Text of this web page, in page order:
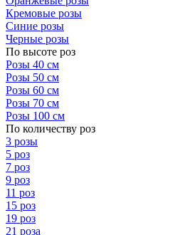
Кремовые розы
Синие розы
Черные розы
По высоте роз
Розы 40 см
Розы 50 см
Розы 60 см
Розы 70 см
Розы 100 см
По количеству роз
3 розы
5 роз
7 роз
9 роз
11 роз
15 роз
19 роз
21 роза